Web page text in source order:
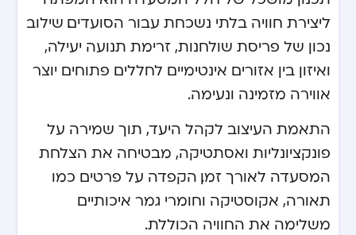
ליצירת חוויה בלתי נשכחת עבור הסועדים. שילוב
נכון של פריסת שולחנות, זרימת תנועה יעילה,
ואיזון בין אזורים אינטימיים לחללים פתוחים יוצר
אווירה מזמינה ונעימה.
התאמת העיצוב לקהל היעד, תוך שמירה על
פונקציונליות ואסתטיקה, מבטיחה את הצלחת
המסעדה לאורך זמן. הקפדה על פרטים כמו
תאורה, אקוסטיקה וחומרי גמר איכותיים
משלימה את החוויה הכוללת.